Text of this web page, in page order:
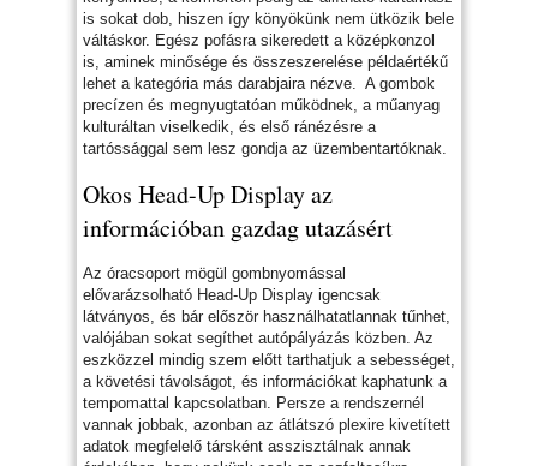
is sokat dob, hiszen így könyökünk nem ütközik bele
váltáskor. Egész pofásra sikeredett a középkonzol
is, aminek minősége és összeszerelése példaértékű
lehet a kategória más darabjaira nézve. A gombok
precízen és megnyugtatóan működnek, a műanyag
kulturáltan viselkedik, és első ránézésre a
tartóssággal sem lesz gondja az üzembentartóknak.
Okos Head-Up Display az
információban gazdag utazásért
Az óracsoport mögül gombnyomással
elővarázsolható Head-Up Display igencsak
látványos, és bár először használhatatlannak tűnhet,
valójában sokat segíthet autópályázás közben. Az
eszközzel mindig szem előtt tarthatjuk a sebességet,
a követési távolságot, és információkat kaphatunk a
tempomattal kapcsolatban. Persze a rendszernél
vannak jobbak, azonban az átlátszó plexire kivetített
adatok megfelelő társként asszisztálnak annak